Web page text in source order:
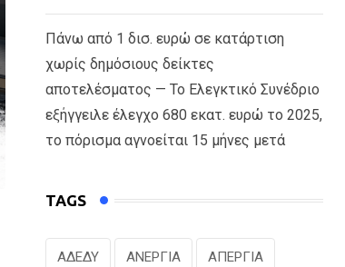
Πάνω από 1 δισ. ευρώ σε κατάρτιση
χωρίς δημόσιους δείκτες
αποτελέσματος — Το Ελεγκτικό Συνέδριο
εξήγγειλε έλεγχο 680 εκατ. ευρώ το 2025,
το πόρισμα αγνοείται 15 μήνες μετά
TAGS
ΑΔΕΔΥ ΑΝΕΡΓΙΑ ΑΠΕΡΓΙΑ